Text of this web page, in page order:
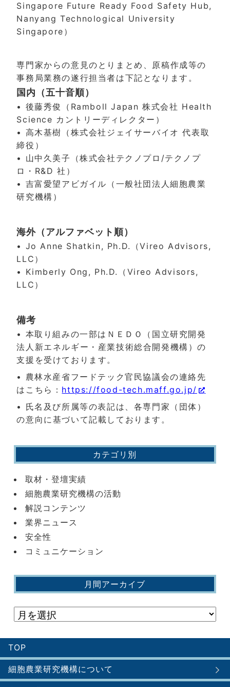
カテゴリ別
取材・登壇実績
細胞農業研究機構の活動
解説コンテンツ
業界ニュース
安全性
コミュニケーション
月間アーカイブ
Singapore Future Ready Food Safety Hub,
Nanyang Technological University
Singapore）
専門家からの意見のとりまとめ、原稿作成等の
事務局業務の遂行担当者は下記となります。
国内（五十音順）
• 後藤秀俊（Ramboll Japan 株式会社 Health
Science カントリーディレクター）
• 高木基樹（株式会社ジェイサーバイオ 代表取
締役）
• 山中久美子（株式会社テクノプロ/テクノプ
ロ・R&D 社）
• 吉富愛望アビガイル（一般社団法人細胞農業
研究機構）
海外（アルファベット順）
• Jo Anne Shatkin, Ph.D.（Vireo Advisors,
LLC）
• Kimberly Ong, Ph.D.（Vireo Advisors,
LLC）
備考
• 本取り組みの一部はＮＥＤＯ（国立研究開発
法人新エネルギー・産業技術総合開発機構）の
支援を受けております。
• 農林水産省フードテック官民協議会の連絡先
はこちら： https://food-tech.maff.go.jp/
• 氏名及び所属等の表記は、各専門家（団体）
の意向に基づいて記載しております。
TOP
細胞農業研究機構について